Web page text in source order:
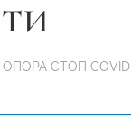
ОПОРА СТОП COVID